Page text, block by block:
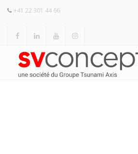
+41 22 301 44 66